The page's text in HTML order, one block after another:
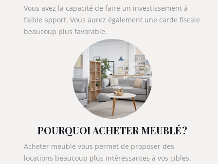
Vous avez la capacité de faire un investissement à
faible apport. Vous aurez également une carde fiscale
beaucoup plus favorable.
POURQUOI ACHETER MEUBLÉ ?
Acheter meublé vous permet de proposer des
locations beaucoup plus intéressantes à vos cibles.